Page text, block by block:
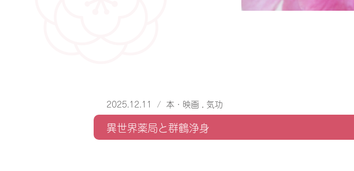
2025.12.11 / 本・映画 気功
異世界薬局と群鶴浄身